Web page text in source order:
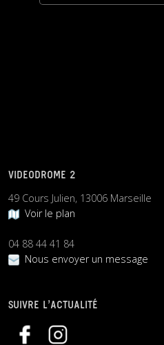
VIDEODROME 2
49 Cours Julien, 13006 Marseille
Voir le plan
04 88 44 41 84
Nous envoyer un message
SUIVRE L’ACTUALITÉ